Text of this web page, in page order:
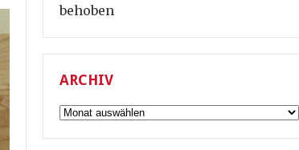
behoben
ARCHIV
Archiv